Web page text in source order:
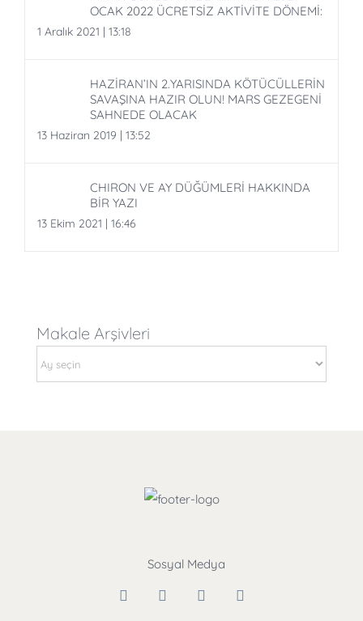
OCAK 2022 ÜCRETSİZ AKTİVİTE DÖNEMİ:
1 Aralık 2021 | 13:18
HAZİRAN’IN 2.YARISINDA KÖTÜCÜLLERİN
SAVAŞINA HAZIR OLUN! MARS GEZEGENİ
SAHNEDE OLACAK
13 Haziran 2019 | 13:52
CHIRON VE AY DÜĞÜMLERİ HAKKINDA
BİR YAZI
13 Ekim 2021 | 16:46
Makale Arşivleri
Arşivleri